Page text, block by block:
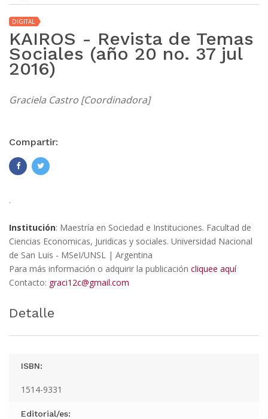
DIGITAL
KAIROS - Revista de Temas
Sociales (año 20 no. 37 jul
2016)
Graciela Castro [Coordinadora]
Compartir:
.
Institución: Maestría en Sociedad e Instituciones. Facultad de
Ciencias Economicas, Juridicas y sociales. Universidad Nacional
de San Luis - MSeI/UNSL | Argentina
Para más información o adquirir la publicación cliquee aquí
Contacto: graci12c@gmail.com
Detalle
ISBN:
1514-9331
Editorial/es: